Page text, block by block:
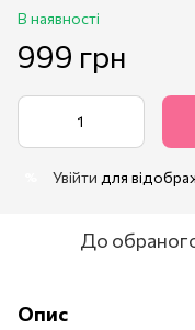
В наявності
999 грн
Увійти для
До
Опис